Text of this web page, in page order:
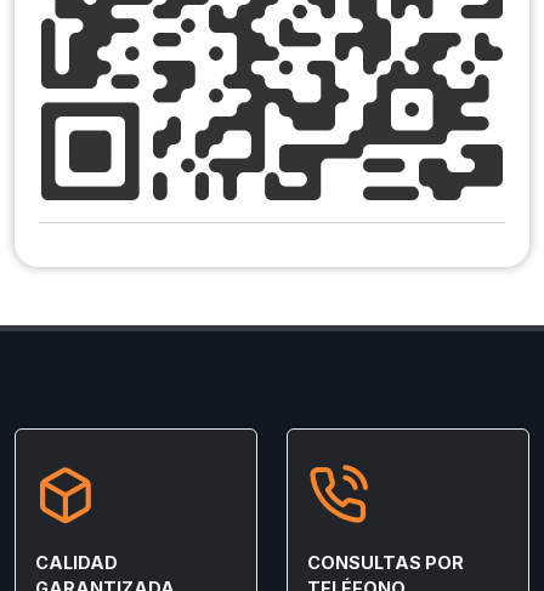
CALIDAD
CONSULTAS POR